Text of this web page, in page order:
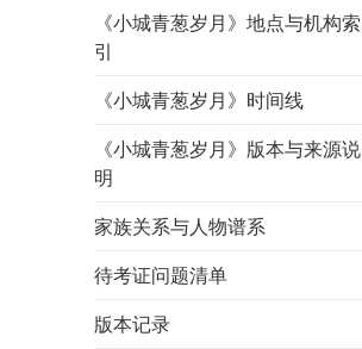
《小城青葱岁月》地点与机构索
引
《小城青葱岁月》时间线
《小城青葱岁月》版本与来源说
明
家族关系与人物谱系
待考证问题清单
版本记录